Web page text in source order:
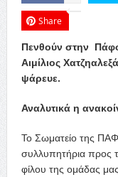
Share
Πενθούν στην
Αιμίλιος
ψάρευε.
Αναλυτικά η
Το Σωματείο της
συλλυπητήρια προς
φίλου της ομάδας